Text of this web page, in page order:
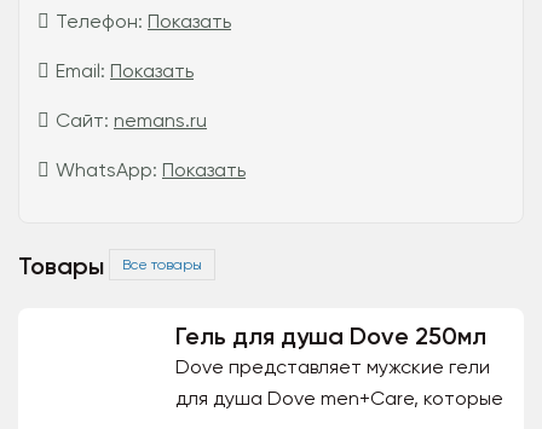
Телефон: Показать
Email: Показать
Сайт: nemans.ru
WhatsApp: Показать
Товары Все товары
Гель для душа Dove 250мл
Dove представляeт мужские гели
для душа Dоve mеn+Cаre, которыe